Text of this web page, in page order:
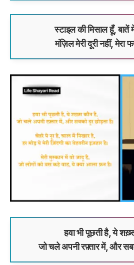
स्टाइल की मिसाल हूँ, बातें
मंज़िल मेरी दूरी नहीं, मेरा
हवा भी पूछती है, ये
जो चले अपनी रफ़्तार में, और